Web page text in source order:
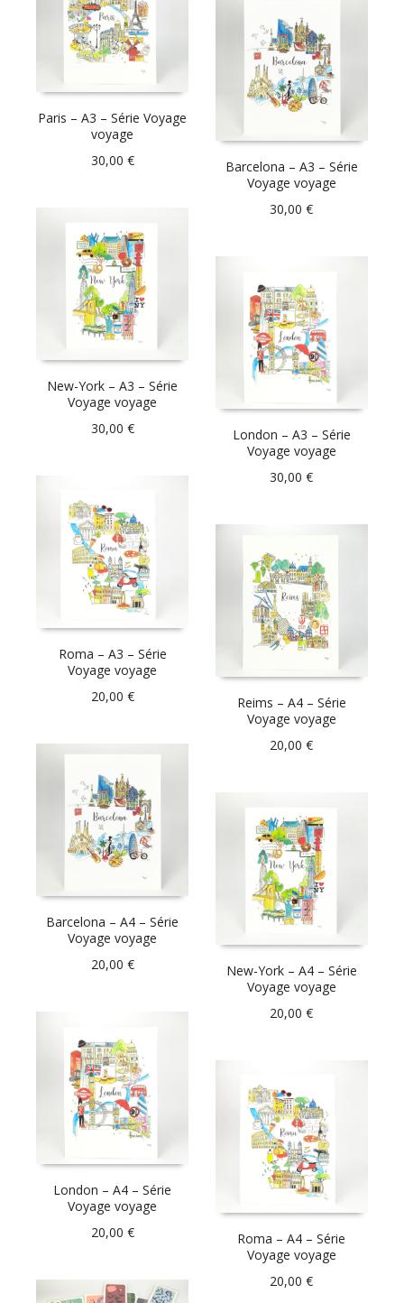
Paris – A3 – Série Voyage
voyage
30,00 €
Barcelona – A3 – Série
Voyage voyage
30,00€
New-York – A3 – Série
Voyage voyage
30,00 €
London – A3 – Série
Voyage voyage
30,00€
Roma – A3 – Série
Voyage voyage
20,00 €
Reims – A4 – Série
Voyage voyage
20,00€
Barcelona – A4 – Série
Voyage voyage
20,00 €
New-York – A4 – Série
Voyage voyage
20,00€
London – A4 – Série
Voyage voyage
20,00 €
Roma – A4 – Série
Voyage voyage
20,00€